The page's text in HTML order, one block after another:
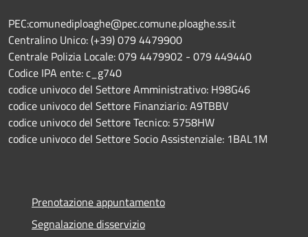
PEC:comunediploaghe@pec.comune.ploaghe.ss.it
Centralino Unico: (+39) 079 4479900
Centrale Polizia Locale: 079 4479902 - 079 449440
Codice IPA ente: c_g740
codice univoco del Settore Amministrativo: H98G46
codice univoco del Settore Finanziario: A9TBBV
codice univoco del Settore Tecnico: 5758HW
codice univoco del Settore Socio Assistenziale: 1BAL1M
Prenotazione appuntamento
Segnalazione disservizio